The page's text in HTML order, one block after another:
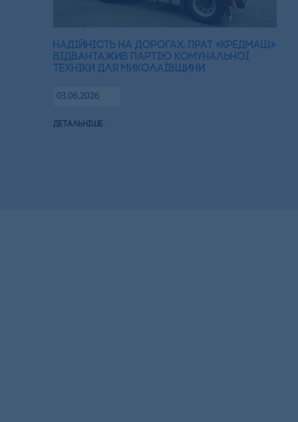
Надійність на дорогах: ПрАТ «Кредмаш»
відвантажив партію комунальної
техніки для Миколаївщини
03.06.2026
детальніше